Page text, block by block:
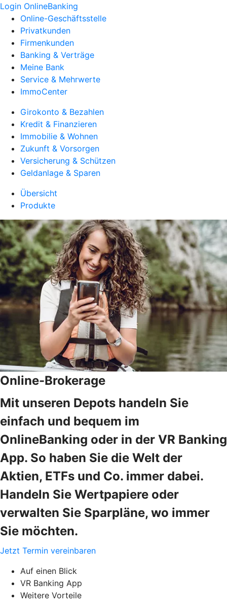
Login OnlineBanking
Online-Geschäftsstelle
Privatkunden
Firmenkunden
Banking & Verträge
Meine Bank
Service & Mehrwerte
ImmoCenter
Girokonto & Bezahlen
Kredit & Finanzieren
Immobilie & Wohnen
Zukunft & Vorsorgen
Versicherung & Schützen
Geldanlage & Sparen
Übersicht
Produkte
Online-Brokerage
Mit unseren Depots handeln Sie
einfach und bequem im
OnlineBanking oder in der VR Banking
App. So haben Sie die Welt der
Aktien, ETFs und Co. immer dabei.
Handeln Sie Wertpapiere oder
verwalten Sie Sparpläne, wo immer
Sie möchten.
Jetzt Termin vereinbaren
Auf einen Blick
VR Banking App
Weitere Vorteile